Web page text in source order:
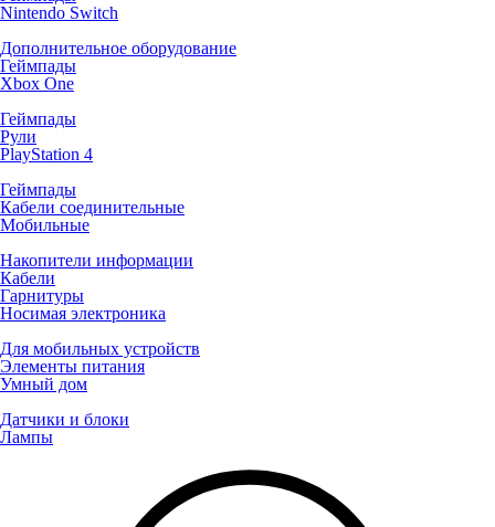
Nintendo Switch
Дополнительное оборудование
Геймпады
Xbox One
Геймпады
Рули
PlayStation 4
Геймпады
Кабели соединительные
Мобильные
Накопители информации
Кабели
Гарнитуры
Носимая электроника
Для мобильных устройств
Элементы питания
Умный дом
Датчики и блоки
Лампы